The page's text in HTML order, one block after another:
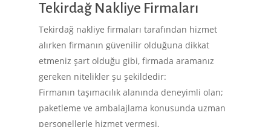
Tekirdağ Nakliye Firmaları
Tekirdağ nakliye firmaları tarafından hizmet
alırken firmanın güvenilir olduğuna dikkat
etmeniz şart olduğu gibi, firmada aramanız
gereken nitelikler şu şekildedir:
Firmanın taşımacılık alanında deneyimli olan;
paketleme ve ambalajlama konusunda uzman
personellerle hizmet vermesi,
Piyano Taşıma
Para Kasası Taşıma
Üniversite Taşıma
Fuar Taşıma
Hizmet Bölgeleri
İletişim
Blog
İletişim